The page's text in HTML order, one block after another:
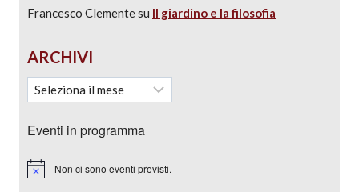
Francesco Clementesu Il giardino e la filosofia
ARCHIVI
Eventi in programma
Notice Non ci sono eventi previsti.